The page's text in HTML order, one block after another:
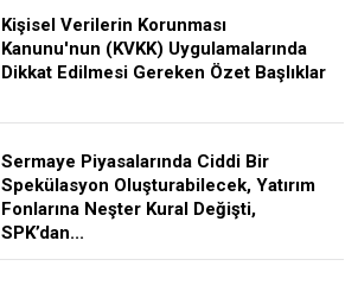
Kişisel Verilerin Korunması
Kanunu'nun (KVKK) Uygulamalarında
Dikkat Edilmesi Gereken Özet Başlıklar
Sermaye Piyasalarında Ciddi Bir
Spekülasyon Oluşturabilecek, Yatırım
Fonlarına Neşter Kural Değişti,
SPK’dan...